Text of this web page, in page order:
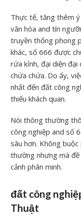
Thực tế, tăng thêm
văn hóa and tín
truyền thống phong
khác, số 666 được
rứa kỉnh, đại diện
chứa chứa. Do ấy,
nhất đến đất công
thiếu khách quan.
Nói thông thường
công nghiệp and số
sâu hơn. Không
thường nhưng mà
cảnh phân minh.
đất công
Thuật